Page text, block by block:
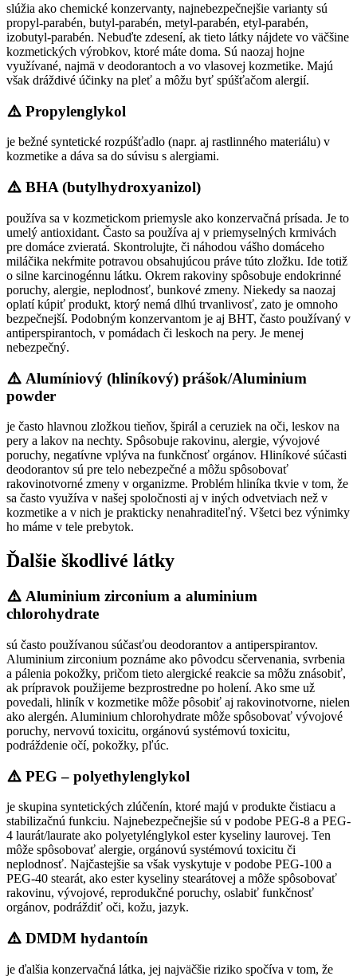
slúžia ako chemické konzervanty, najnebezpečnejšie varianty sú
propyl-parabén, butyl-parabén, metyl-parabén, etyl-parabén,
izobutyl-parabén. Nebuďte zdesení, ak tieto látky nájdete vo väčšine
kozmetických výrobkov, ktoré máte doma. Sú naozaj hojne
využívané, najmä v deodorantoch a vo vlasovej kozmetike. Majú
však dráždivé účinky na pleť a môžu byť spúšťačom alergií.
Propylenglykol
je bežné syntetické rozpúšťadlo (napr. aj rastlinného materiálu) v
kozmetike a dáva sa do súvisu s alergiami.
BHA (butylhydroxyanizol)
používa sa v kozmetickom priemysle ako konzervačná prísada. Je to
umelý antioxidant. Často sa používa aj v priemyselných krmivách
pre domáce zvieratá. Skontrolujte, či náhodou vášho domáceho
miláčika nekŕmite potravou obsahujúcou práve túto zložku. Ide totiž
o silne karcinogénnu látku. Okrem rakoviny spôsobuje endokrinné
poruchy, alergie, neplodnosť, bunkové zmeny. Niekedy sa naozaj
oplatí kúpiť produkt, ktorý nemá dlhú trvanlivosť, zato je omnoho
bezpečnejší. Podobným konzervantom je aj BHT, často používaný v
antiperspirantoch, v pomádach či leskoch na pery. Je menej
nebezpečný.
Alumíniový (hliníkový) prášok/Aluminium
powder
je často hlavnou zložkou tieňov, špirál a ceruziek na oči, leskov na
pery a lakov na nechty. Spôsobuje rakovinu, alergie, vývojové
poruchy, negatívne vplýva na funkčnosť orgánov. Hliníkové súčasti
deodorantov sú pre telo nebezpečné a môžu spôsobovať
rakovinotvorné zmeny v organizme. Problém hliníka tkvie v tom, že
sa často využíva v našej spoločnosti aj v iných odvetviach než v
kozmetike a v nich je prakticky nenahraditeľný. Všetci bez výnimky
ho máme v tele prebytok.
Ďalšie škodlivé látky
Aluminium zirconium a aluminium
chlorohydrate
sú často používanou súčasťou deodorantov a antiperspirantov.
Aluminium zirconium poznáme ako pôvodcu sčervenania, svrbenia
a pálenia pokožky, pričom tieto alergické reakcie sa môžu znásobiť,
ak prípravok použijeme bezprostredne po holení. Ako sme už
povedali, hliník v kozmetike môže pôsobiť aj rakovinotvorne, nielen
ako alergén. Aluminium chlorohydrate môže spôsobovať vývojové
poruchy, nervovú toxicitu, orgánovú systémovú toxicitu,
podráždenie očí, pokožky, pľúc.
PEG – polyethylenglykol
je skupina syntetických zlúčenín, ktoré majú v produkte čistiacu a
stabilizačnú funkciu. Najnebezpečnejšie sú v podobe PEG-8 a PEG-
4 laurát/laurate ako polyetylénglykol ester kyseliny laurovej. Ten
môže spôsobovať alergie, orgánovú systémovú toxicitu či
neplodnosť. Najčastejšie sa však vyskytuje v podobe PEG-100 a
PEG-40 stearát, ako ester kyseliny stearátovej a môže spôsobovať
rakovinu, vývojové, reprodukčné poruchy, oslabiť funkčnosť
orgánov, podráždiť oči, kožu, jazyk.
DMDM hydantoín
je ďalšia konzervačná látka, jej najväčšie riziko spočíva v tom, že